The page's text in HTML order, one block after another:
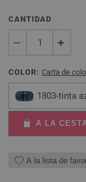
CANTIDAD
COLOR: Carta de
1803-tinta
A LA
A la lista de